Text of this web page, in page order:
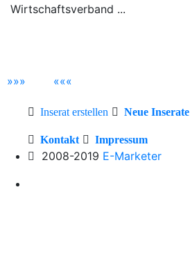
Wirtschaftsverband ...
»»» «««
Inserat erstellen Neue Inserate
Kontakt Impressum
2008-2019 E-Marketer